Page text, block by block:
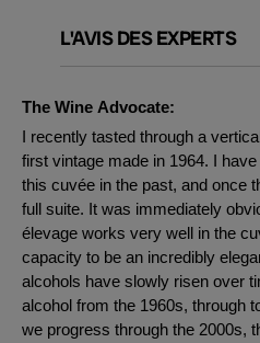
L'AVIS DES EXPERTS
The Wine Advocate:
I recently tasted through a
first vintage made in 1964. I
this cuvée in the past, and once
full suite. It was immediately
élevage works very well in the
capacity to be an incredibly
alcohols have slowly risen over
alcohol from the 1960s, through
we progress through the 2000s,